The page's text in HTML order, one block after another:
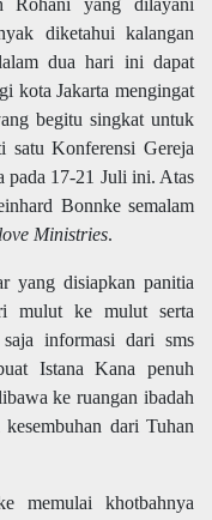
Rohani yang dilayani
diketahui kalangan
dua hari ini dapat
kota Jakarta mengingat
begitu singkat untuk
satu Konferensi Gereja
pada 17-21 Juli ini. Atas
Bonnke semalam
Ministries.
yang disiapkan panitia
mulut ke mulut serta
informasi dari sms
Istana Kana penuh
ke ruangan ibadah
kesembuhan dari Tuhan
memulai khotbahnya